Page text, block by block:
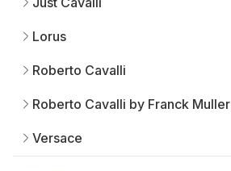
Lorus
Roberto Cavalli
Roberto Cavalli by Franck Muller
Versace